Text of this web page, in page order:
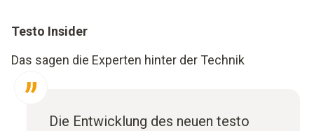
Testo Insider
Das sagen die Experten hinter der Technik
Die Entwicklung des neuen testo